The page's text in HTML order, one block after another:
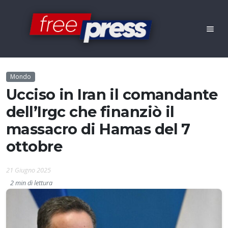
Mondo
Ucciso in Iran il comandante
dell’Irgc che finanziò il
massacro di Hamas del 7
ottobre
21 Giugno 2025
2 min di lettura